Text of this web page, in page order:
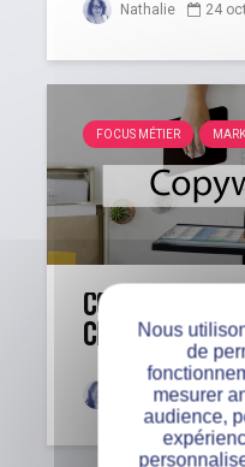
Nathalie 24
FOCUS MÉTIER
Concepteur-
ce métier
Audrey 6
Nous
de
mesurer
audience,